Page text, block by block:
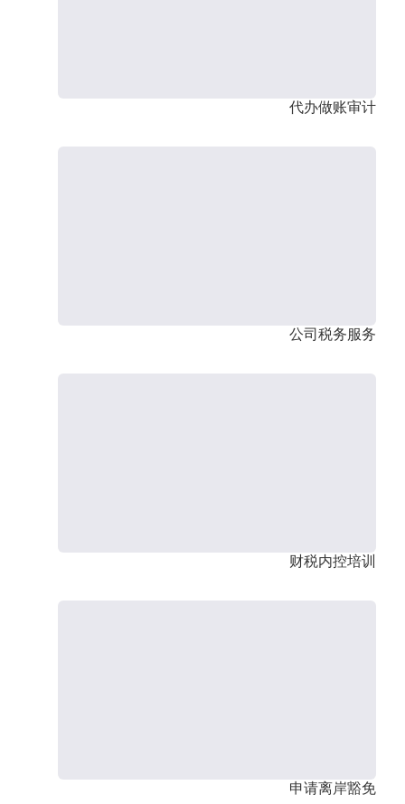
代办做账审计
公司税务服务
财税内控培训
申请离岸豁免